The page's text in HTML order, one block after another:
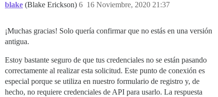
blake (Blake Erickson) 16 Noviembre, 2020 21:37
6
¡Muchas gracias! Solo quería confirmar que no estás en una versión
antigua.
Estoy bastante seguro de que tus credenciales no se están pasando
correctamente al realizar esta solicitud. Este punto de conexión es
especial porque se utiliza en nuestro formulario de registro y, de
hecho, no requiere credenciales de API para usarlo. La respuesta